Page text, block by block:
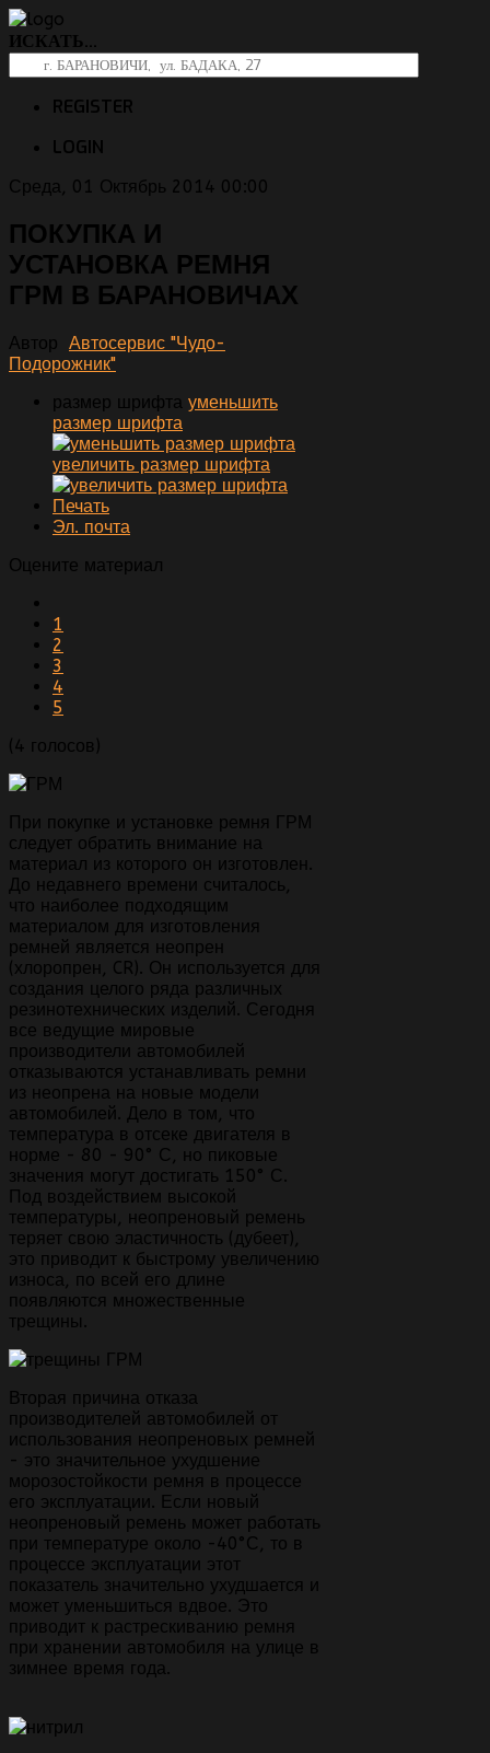
ИСКАТЬ...
REGISTER
LOGIN
Среда, 01 Октябрь 2014 00:00
ПОКУПКА И
УСТАНОВКА РЕМНЯ
ГРМ В БАРАНОВИЧАХ
Автор Автосервис "Чудо-
Подорожник"
размер шрифта уменьшить
размер шрифта
увеличить размер шрифта
Печать
Эл. почта
Оцените материал
1
2
3
4
5
(4 голосов)
При покупке и установке ремня ГРМ
следует обратить внимание на
материал из которого он изготовлен.
До недавнего времени считалось,
что наиболее подходящим
материалом для изготовления
ремней является неопрен
(хлоропрен, CR). Он используется для
создания целого ряда различных
резинотехнических изделий. Сегодня
все ведущие мировые
производители автомобилей
отказываются устанавливать ремни
из неопрена на новые модели
автомобилей. Дело в том, что
температура в отсеке двигателя в
норме - 80 - 90° С, но пиковые
значения могут достигать 150° С.
Под воздействием высокой
температуры, неопреновый ремень
теряет свою эластичность (дубеет),
это приводит к быстрому увеличению
износа, по всей его длине
появляются множественные
трещины.
Вторая причина отказа
производителей автомобилей от
использования неопреновых ремней
- это значительное ухудшение
морозостойкости ремня в процессе
его эксплуатации. Если новый
неопреновый ремень может работать
при температуре около -40°С, то в
процессе эксплуатации этот
показатель значительно ухудшается и
может уменьшиться вдвое. Это
приводит к растрескиванию ремня
при хранении автомобиля на улице в
зимнее время года.